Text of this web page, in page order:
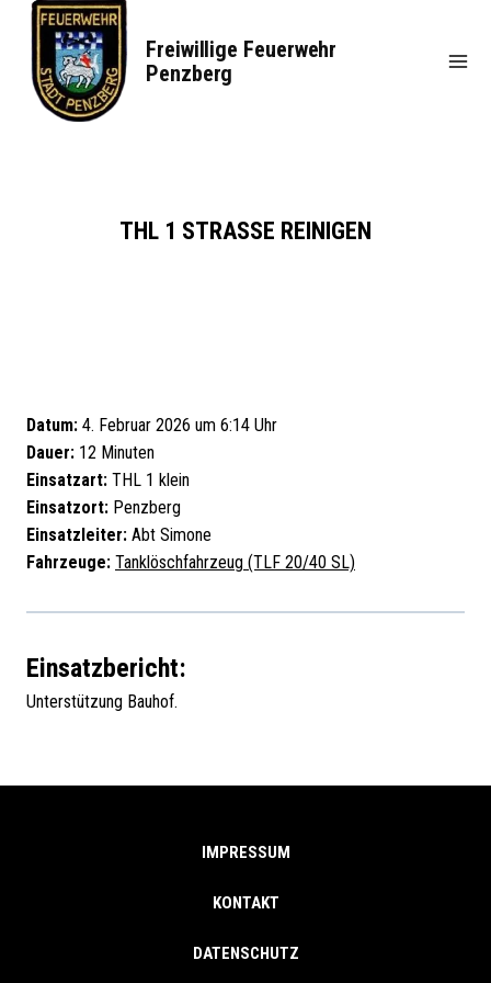
springen
Freiwillige Feuerwehr
Penzberg
THL 1 STRASSE REINIGEN
Datum: 4. Februar 2026 um 6:14 Uhr
Dauer: 12 Minuten
Einsatzart: THL 1 klein
Einsatzort: Penzberg
Einsatzleiter: Abt Simone
Fahrzeuge: Tanklöschfahrzeug (TLF 20/40 SL)
Einsatzbericht:
Unterstützung Bauhof.
IMPRESSUM
KONTAKT
DATENSCHUTZ